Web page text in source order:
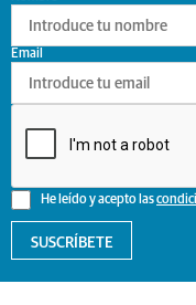
He leído y acepto las
Email
SUSCRÍBETE